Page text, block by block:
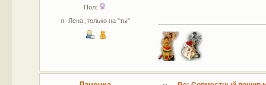
Пол:
я -Лена ,только на "ты"